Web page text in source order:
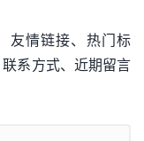
友情链接、热门标
系方式、近期留言